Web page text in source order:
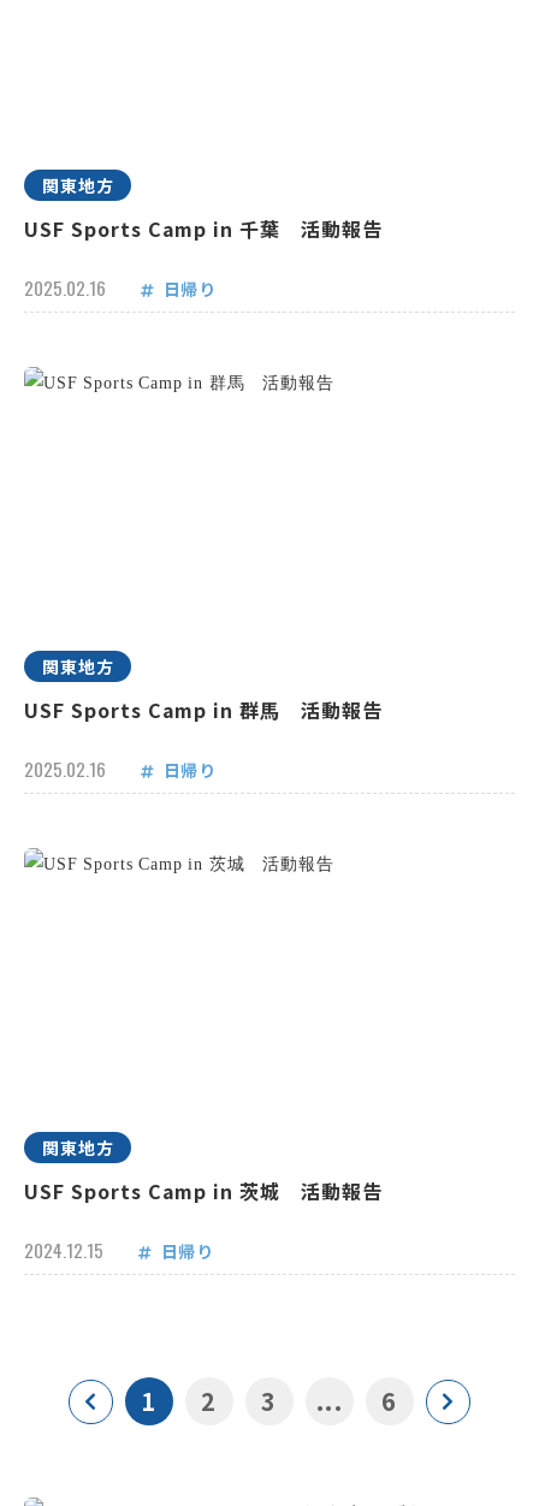
関東地方
USF Sports Camp in 千葉 活動報告
2025.02.16 日帰り
関東地方
USF Sports Camp in 群馬 活動報告
2025.02.16 日帰り
関東地方
USF Sports Camp in 茨城 活動報告
2024.12.15 日帰り
1 2 3 ... 6